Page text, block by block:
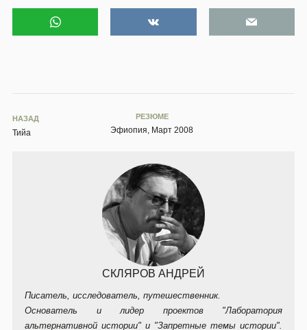
НАЗАД
Тийа
РЕЗЮМЕ
Эфиопия, Март 2008
СКЛЯРОВ АНДРЕЙ
Писатель, исследователь, путешественник.
Основатель и лидер проектов "Лаборатория
альтернативной истории" и "Запретные темы истории".